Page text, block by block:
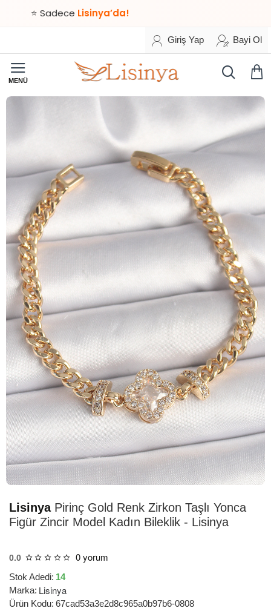
SadeceLisinya’da!
Giriş Yap Bayi Ol
LisinyaPirinç Gold Renk Zirkon Taşlı Yonca
Figür Zincir Model Kadın Bileklik - Lisinya
0.0 0 yorum
Stok Adedi: 14
Marka: Lisinya
Ürün Kodu: 67cad53a3e2d8c965a0b97b6-0808